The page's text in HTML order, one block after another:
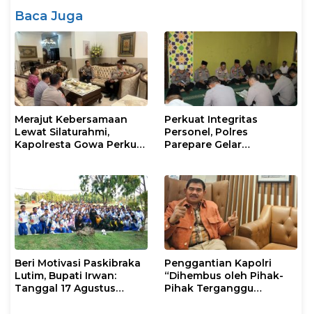
Baca Juga
Merajut Kebersamaan
Lewat Silaturahmi,
Kapolresta Gowa Perkuat
Perkuat Integritas
Personel, Polres
Parepare Gelar
Beri Motivasi Paskibraka
Lutim, Bupati Irwan:
Tanggal 17 Agustus
Penggantian Kapolri
“Dihembus oleh Pihak-
Pihak Terganggu